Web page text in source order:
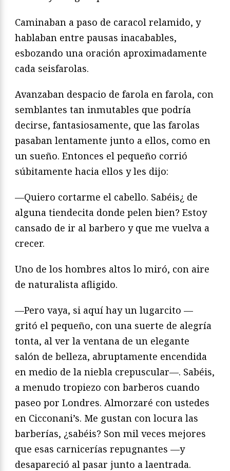
Caminaban a paso de caracol relamido, y
hablaban entre pausas inacabables,
esbozando una oración aproximadamente
cada seisfarolas.
Avanzaban despacio de farola en farola, con
semblantes tan inmutables que podría
decirse, fantasiosamente, que las farolas
pasaban lentamente junto a ellos, como en
un sueño. Entonces el pequeño corrió
súbitamente hacia ellos y les dijo:
—Quiero cortarme el cabello. Sabéis¿ de
alguna tiendecita donde pelen bien? Estoy
cansado de ir al barbero y que me vuelva a
crecer.
Uno de los hombres altos lo miró, con aire
de naturalista afligido.
—Pero vaya, si aquí hay un lugarcito —
gritó el pequeño, con una suerte de alegría
tonta, al ver la ventana de un elegante
salón de belleza, abruptamente encendida
en medio de la niebla crepuscular—. Sabéis,
a menudo tropiezo con barberos cuando
paseo por Londres. Almorzaré con ustedes
en Cicconani’s. Me gustan con locura las
barberías, ¿sabéis? Son mil veces mejores
que esas carnicerías repugnantes —y
desapareció al pasar junto a laentrada.